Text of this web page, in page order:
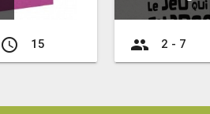
access_time 15 group 2 - 7